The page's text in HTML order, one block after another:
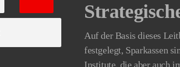
Auf der Basis dieses
festgelegt, Sparkassen
Institute, die aber auch